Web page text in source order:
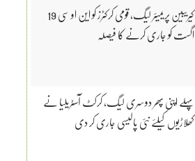
کیریبین پریمیئر لیگ، قومی کرکٹرز کو این او سی 19
اگست کو جاری کرنے کا فیصلہ
پہلے اپنی پھر دوسری لیگ، کرکٹ آسٹریلیا نے
کھلاڑیوں کیلئے نئی پالیسی جاری کر دی